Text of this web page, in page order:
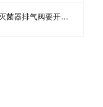
​立式高压蒸汽灭菌器排气阀要开着吗